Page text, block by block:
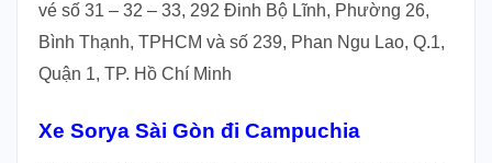
vé số 31 – 32 – 33, 292 Đinh Bộ Lĩnh, Phường 26,
Bình Thạnh, TPHCM và số 239, Phan Ngu Lao, Q.1,
Quận 1, TP. Hồ Chí Minh
Xe Sorya Sài Gòn đi Campuchia